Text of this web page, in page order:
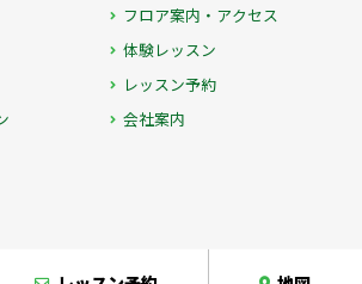
フロア案内・アクセス
体験レッスン
レッスン予約
会社案内